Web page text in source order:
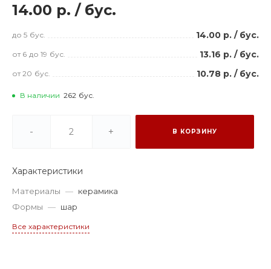
14.00 р. / бус.
до 5 бус. 14.00 р. / бус.
от 6 до 19 бус. 13.16 р. / бус.
от 20 бус. 10.78 р. / бус.
В наличии 262 бус.
- + В КОРЗИНУ
Характеристики
Материалы — керамика
Формы — шар
Все характеристики